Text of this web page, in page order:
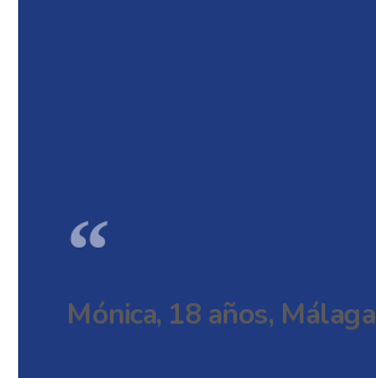
“
Mónica, 18 años, Málaga